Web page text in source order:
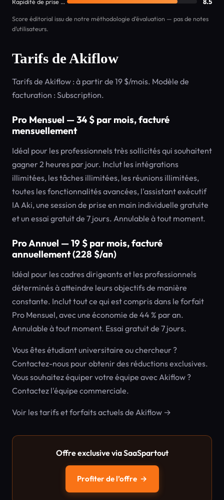
Score éditorial issu de notre méthodologie d’évaluation — pas de notes
d’utilisateurs.
Tarifs de Akiflow
Tarifs de Akiflow : à partir de 19 $/mois. Modèle de
facturation : Subscription.
Pro Mensuel — 34 $ par mois, facturé
mensuellement
Idéal pour les professionnels très sollicités qui souhaitent
gagner 2 heures par jour. Inclut les intégrations
illimitées, les tâches illimitées, les réunions illimitées,
toutes les fonctionnalités avancées, l'assistant exécutif
IA Aki, une session de prise en main individuelle gratuite
et un essai gratuit de 7 jours. Annulable à tout moment.
Pro Annuel — 19 $ par mois, facturé
annuellement (228 $/an)
Idéal pour les cadres dirigeants et les professionnels
déterminés à atteindre leurs objectifs de manière
constante. Inclut tout ce qui est compris dans le forfait
Pro Mensuel, avec une économie de 44 % par an.
Annulable à tout moment. Essai gratuit de 7 jours.
Vous êtes étudiant universitaire ou chercheur ?
Contactez-nous pour obtenir des réductions exclusives.
Vous souhaitez équiper votre équipe avec Akiflow ?
Contactez l'équipe commerciale.
Voir les tarifs et forfaits actuels de Akiflow →
Offre exclusive via SaaSpartout
Profiter de l’offre →